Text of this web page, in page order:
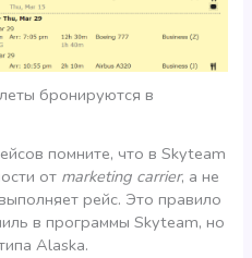
бронируются в
помните, что в Skyteam
от marketing carrier, а не
рейс. Это правило
в программы Skyteam, но
Alaska.